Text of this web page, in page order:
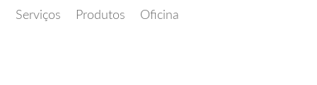
Serviços Produtos Oficina